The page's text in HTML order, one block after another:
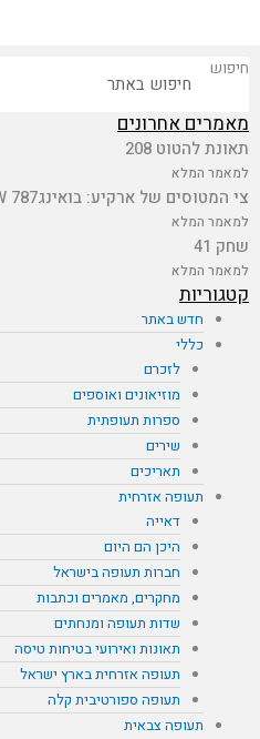
חיפוש
מאמרים אחרונים
תאונת להטוט 208
למאמר המלא
צי המטוסים של ארקיע: בואינג787 EI-NEW
למאמר המלא
שחק 41
למאמר המלא
קטגוריות
חדש באתר
כללי
לזכרם
מוזיאונים ואוספים
ספרות תעופתית
שירים
תאריכים
תעופה אזרחית
דאייה
היכן הם היום
חברות תעופה בישראל
מחקרים, מאמרים וכתבות
שדות תעופה ומנחתים
תאונות ואירועי בטיחות טיסה
תעופה אזרחית בארץ ישראל
תעופה ספורטיבית קלה
תעופה צבאית